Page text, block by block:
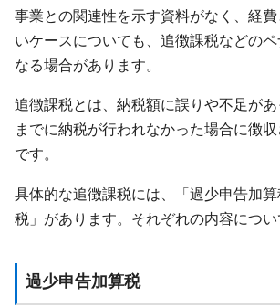
事業との関連性を示す資料がなく、経
いケースについても、追徴課税などの
なる場合があります。
追徴課税とは、納税額に誤りや不足が
までに納税が行われなかった場合に徴
です。
具体的な追徴課税には、「過少申告加
税」があります。それぞれの内容につい
過少申告加算税